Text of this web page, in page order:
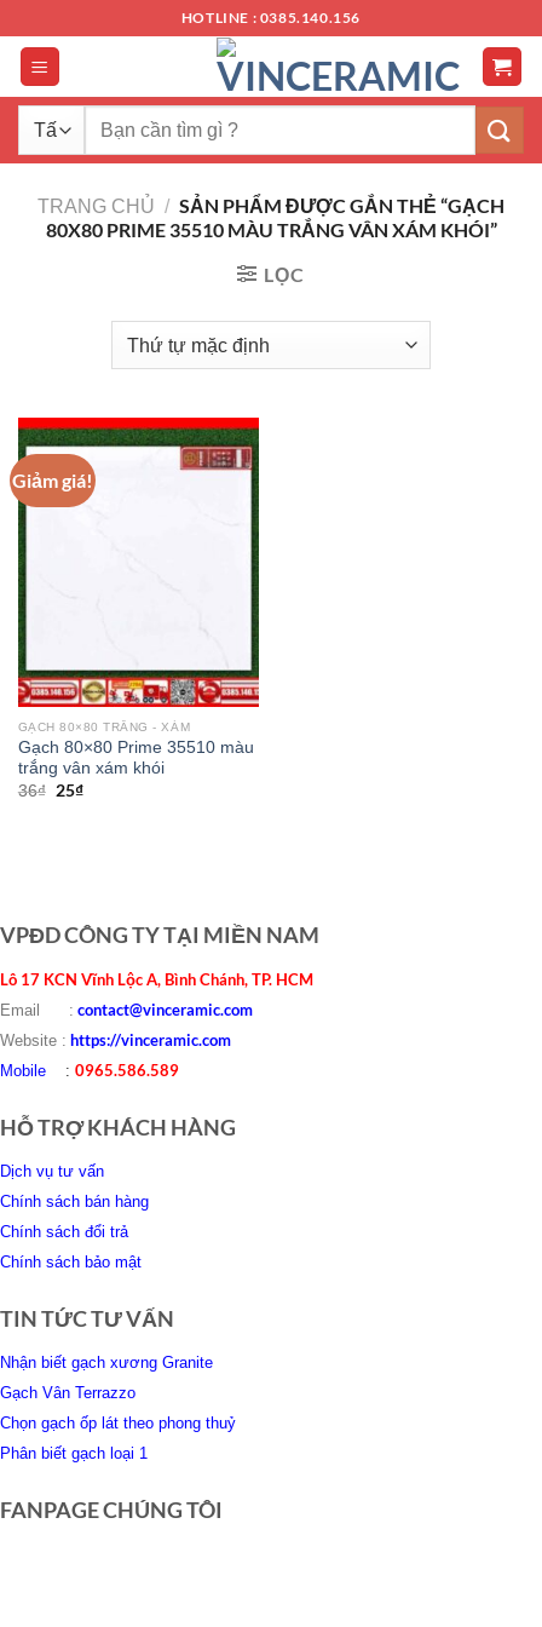
đến
dung
HOTLINE : 0385.140.156
Tìm
kiếm:
TRANG CHỦ / SẢN PHẨM ĐƯỢC GẮN THẺ “GẠCH
80X80 PRIME 35510 MÀU TRẮNG VÂN XÁM KHÓI”
LỌC
Giảm giá!
GẠCH 80×80 TRẮNG - XÁM
Gạch 80×80 Prime 35510 màu
trắng vân xám khói
36₫ 25₫
VPĐD CÔNG TY TẠI MIỀN NAM
Lô 17 KCN Vĩnh Lộc A, Bình Chánh, TP. HCM
Email : contact@vinceramic.com
Website : https://vinceramic.com
Mobile : 0965.586.589
HỖ TRỢ KHÁCH HÀNG
Dịch vụ tư vấn
Chính sách bán hàng
Chính sách đổi trả
Chính sách bảo mật
TIN TỨC TƯ VẤN
Nhận biết gạch xương Granite
Gạch Vân Terrazzo
Chọn gạch ốp lát theo phong thuỷ
Phân biết gạch loại 1
FANPAGE CHÚNG TÔI